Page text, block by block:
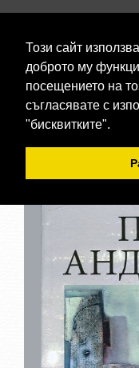
Този сайт
доброто му
посещението на
съгласявате с
"бисквитките".
-20 %